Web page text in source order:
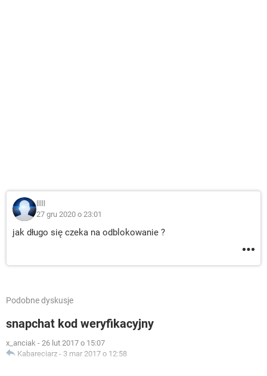
27 gru 2020 o 23:01
jak długo się czeka na odblokowanie ?
Podobne dyskusje
snapchat kod weryfikacyjny
x_anciak - 26 lut 2017 o 15:07
Kabareciarz - 3 mar 2017 o 12:58